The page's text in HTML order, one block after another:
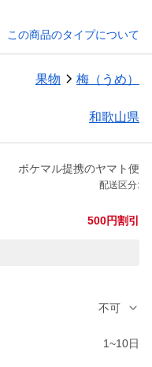
この商品のタイプについて
果物 梅（うめ）
和歌山県
ポケマル提携のヤマト便
配送区分:
500円割引
不可
1~10日